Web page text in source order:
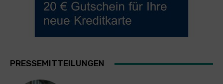
PRESSEMITTEILUNGEN